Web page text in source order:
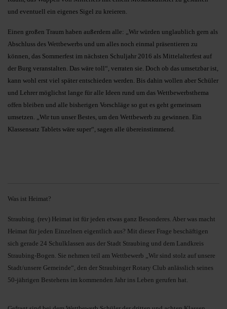
und eventuell ein eigenes Sigel zu kreieren.
Einen großen Traum haben außerdem alle: „Wir würden unglaublich gern als
Abschluss des Wettbewerbs und um alles noch einmal präsentieren zu
können, das Sommerfest im nächsten Schuljahr 2016 als Mittelalterfest auf
der Burg veranstalten. Das wäre toll“, verraten sie. Doch ob das umsetzbar ist,
kann wohl erst viel später entschieden werden. Bis dahin wollen aber Schüler
und Lehrer möglichst lange für alle Ideen rund um das Wettbewerbsthema
offen bleiben und alle bisherigen Vorschläge so gut es geht gemeinsam
umsetzen. „Wir tun unser Bestes, um den Wettbewerb zu gewinnen. Ein
Klassensatz Tablets wäre super“, sagen alle übereinstimmend.
Was ist Heimat?
Straubing. (rev) Heimat ist für jeden etwas ganz Besonderes. Aber was macht
Heimat für jeden Einzelnen eigentlich aus? Mit dieser Frage beschäftigen
sich gerade 24 Schulklassen aus der Stadt Straubing und dem Landkreis
Straubing-Bogen. Sie nehmen teil am Wettbewerb „Wir sind stolz auf unsere
Stadt/unsere Gemeinde“, den der Straubinger Rotary Club anlässlich seines
50-jährigen Bestehens im kommenden Jahr ins Leben gerufen hat.